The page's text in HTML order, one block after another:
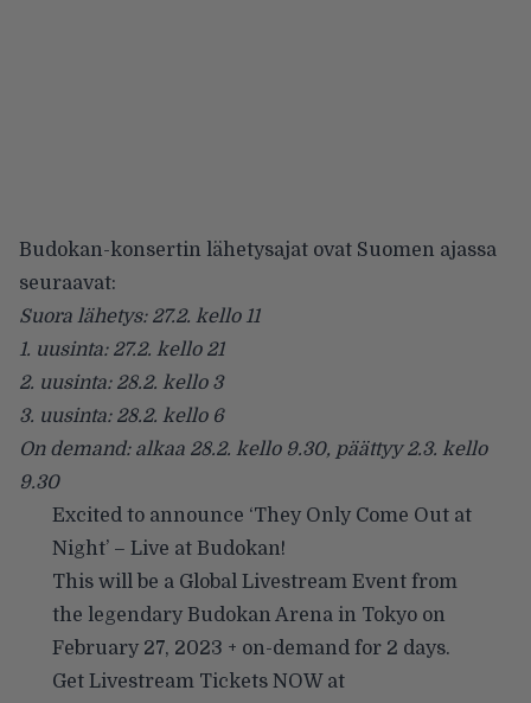
Budokan-konsertin lähetysajat ovat Suomen ajassa
seuraavat:
Suora lähetys: 27.2. kello 11
1. uusinta: 27.2. kello 21
2. uusinta: 28.2. kello 3
3. uusinta: 28.2. kello 6
On demand: alkaa 28.2. kello 9.30, päättyy 2.3. kello
9.30
Excited to announce ‘They Only Come Out at
Night’ – Live at Budokan!
This will be a Global Livestream Event from
the legendary Budokan Arena in Tokyo on
February 27, 2023 + on-demand for 2 days.
Get Livestream Tickets NOW at